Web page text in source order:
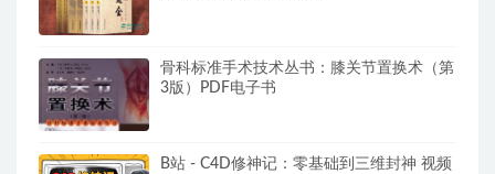
骨科标准手术技术丛书：膝关节置换术（第
3版）PDF电子书
B站 - C4D修神记：零基础到三维封神 视频